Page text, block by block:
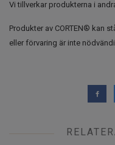
Vi tillverkar produkterna i
Produkter av CORTEN® kan
eller förvaring är inte